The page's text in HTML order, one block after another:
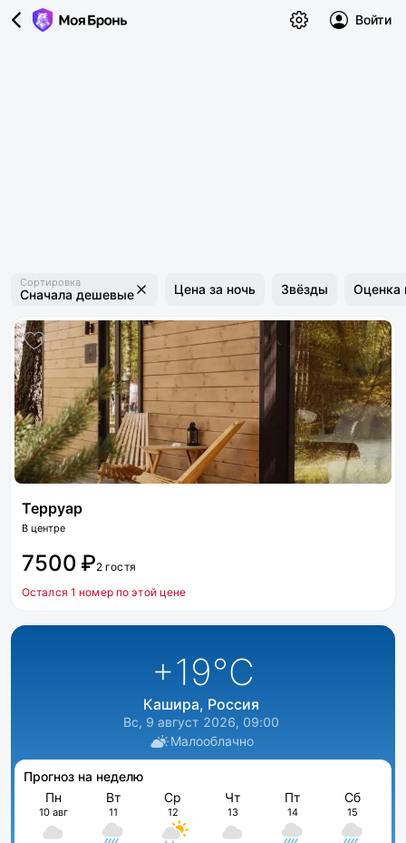
Войти
Сортировка
Сначала дешевые Цена за ночь Звёзды Оценка
Терруар
В центре
7500 ₽2 гостя
Остался 1 номер по этой цене
+19°C
Кашира, Россия
Вс, 9 август 2026, 09:00
Малооблачно
Прогноз на неделю
Пн
10 авг
Вт
11
Ср
12
Чт
13
Пт
14
Сб
15